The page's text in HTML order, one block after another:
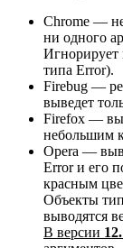
Chrome —
ни одного
Игнорирует
типа Error).
Firebug —
выведет
Firefox —
небольшим
Opera —
Error и его
красным
Объекты
выводятся
В версии